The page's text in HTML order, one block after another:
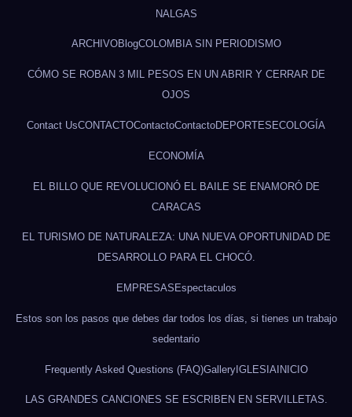
NALGAS
ARCHIVOBlogCOLOMBIA SIN PERIODISMO
CÓMO SE ROBAN 3 MIL PESOS EN UN ABRIR Y CERRAR DE
OJOS
Contact UsCONTACTOContactoContactoDEPORTES ECOLOGÍA
ECONOMÍA
EL BILLO QUE REVOLUCIONÓ EL BAILE SE ENAMORÓ DE
CARACAS
EL TURISMO DE NATURALEZA: UNA NUEVA OPORTUNIDAD DE
DESARROLLO PARA EL CHOCÓ.
EMPRESAS Espectaculos
Estos son los pasos que debes dar todos los días, si tienes un trabajo
sedentario
Frequently Asked Questions (FAQ)GalleryIGLESIAINICIO
LAS GRANDES CANCIONES SE ESCRIBEN EN SERVILLETAS.